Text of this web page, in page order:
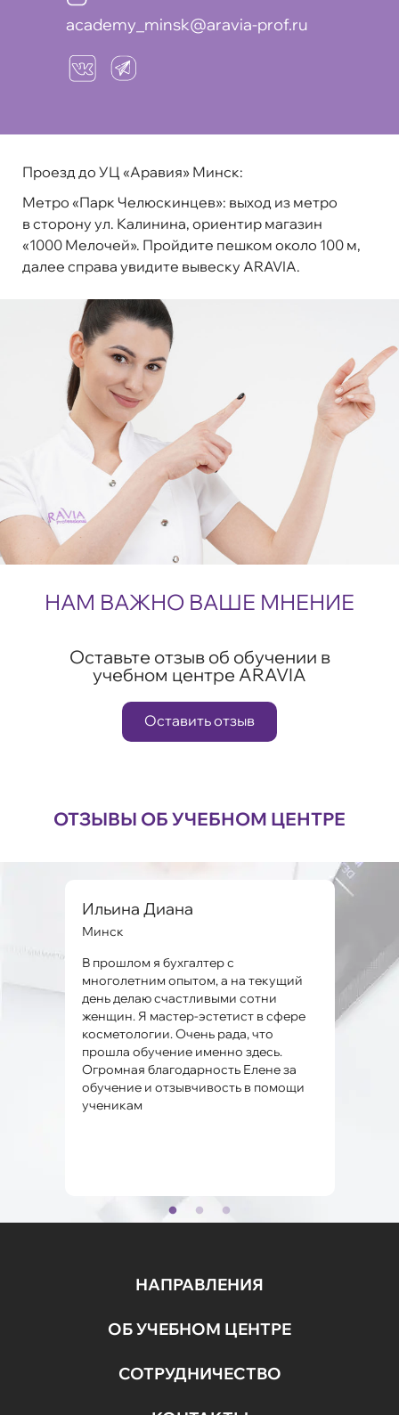
academy_minsk@aravia-prof.ru
Проезд до УЦ «Аравия» Минск:
Метро «Парк Челюскинцев»: выход из метро
в сторону ул. Калинина, ориентир магазин
«1000 Мелочей». Пройдите пешком около 100 м,
далее справа увидите вывеску ARAVIA.
НАМ ВАЖНО ВАШЕ МНЕНИЕ
Оставьте отзыв об обучении в
учебном центре ARAVIA
Оставить отзыв
ОТЗЫВЫ ОБ УЧЕБНОМ ЦЕНТРЕ
Ильина Диана
Минск
В прошлом я бухгалтер с
многолетним опытом, а на текущий
день делаю счастливыми сотни
женщин. Я мастер-эстетист в сфере
косметологии. Очень рада, что
прошла обучение именно здесь.
Огромная благодарность Елене за
обучение и отзывчивость в помощи
ученикам
НАПРАВЛЕНИЯ
ОБ УЧЕБНОМ ЦЕНТРЕ
СОТРУДНИЧЕСТВО